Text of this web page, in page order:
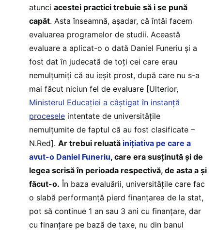
atunci acestei practici trebuie să i se pună
capăt. Asta înseamnă, așadar, că întâi facem
evaluarea programelor de studii. Această
evaluare a aplicat-o o dată Daniel Funeriu și a
fost dat în judecată de toți cei care erau
nemulțumiți că au ieșit prost, după care nu s-a
mai făcut niciun fel de evaluare [Ulterior,
Ministerul Educației a câștigat în instanță
procesele intentate de universitățile
nemulțumite de faptul că au fost clasificate –
N.Red]. Ar trebui reluată inițiativa pe care a
avut-o Daniel Funeriu, care era susținută și de
legea scrisă în perioada respectivă, de asta a și
făcut-o. În baza evaluării, universitățile care fac
o slabă performanță pierd finanțarea de la stat,
pot să continue 1 an sau 3 ani cu finanțare, dar
cu finanțare pe bază de taxe, nu din banul